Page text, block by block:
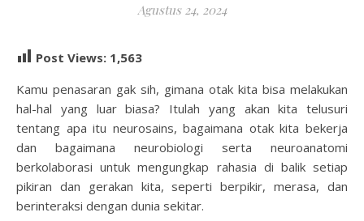
Agustus 24, 2024
Post Views: 1,563
Kamu penasaran gak sih, gimana otak kita bisa melakukan
hal-hal yang luar biasa? Itulah yang akan kita telusuri
tentang apa itu neurosains, bagaimana otak kita bekerja
dan bagaimana neurobiologi serta neuroanatomi
berkolaborasi untuk mengungkap rahasia di balik setiap
pikiran dan gerakan kita, seperti berpikir, merasa, dan
berinteraksi dengan dunia sekitar.